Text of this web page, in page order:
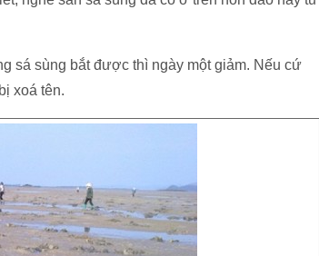
sá sùng bắt được thì ngày một giảm. Nếu cứ
xoá tên.